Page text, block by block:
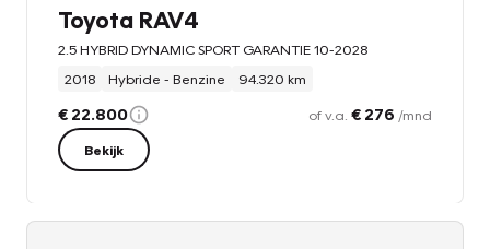
Toyota RAV4
2.5 HYBRID DYNAMIC SPORT GARANTIE 10-2028
2018
Hybride - Benzine 94.320 km
€ 22.800 of v.a. € 276 /mnd
Bekijk